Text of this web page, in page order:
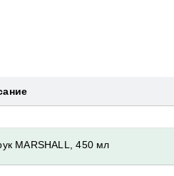
MARSHALL, 450 мл